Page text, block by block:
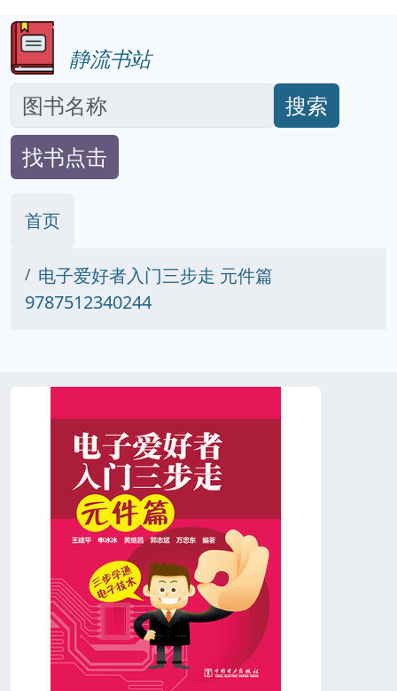
静流书站
搜索
找书点击
首页
电子爱好者入门三步走 元件篇
9787512340244